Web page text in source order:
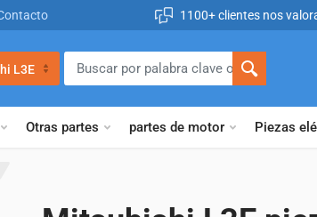
1100+ clientes nos
Otras partes partes de motor Piezas
L3E